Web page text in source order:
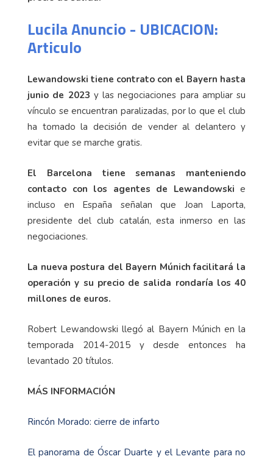
Lucila Anuncio - UBICACION:
Articulo
Lewandowski tiene contrato con el Bayern hasta
junio de 2023 y las negociaciones para ampliar su
vínculo se encuentran paralizadas, por lo que el club
ha tomado la decisión de vender al delantero y
evitar que se marche gratis.
El Barcelona tiene semanas manteniendo
contacto con los agentes de Lewandowski e
incluso en España señalan que Joan Laporta,
presidente del club catalán, esta inmerso en las
negociaciones.
La nueva postura del Bayern Múnich facilitará la
operación y su precio de salida rondaría los 40
millones de euros.
Robert Lewandowski llegó al Bayern Múnich en la
temporada 2014-2015 y desde entonces ha
levantado 20 títulos.
MÁS INFORMACIÓN
Rincón Morado: cierre de infarto
El panorama de Óscar Duarte y el Levante para no